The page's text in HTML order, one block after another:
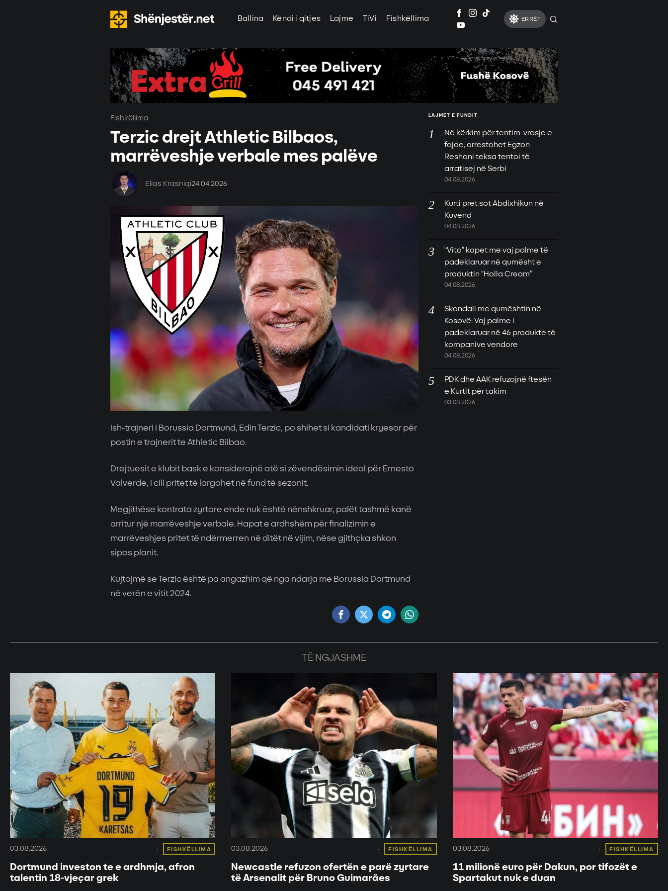
Ballina Këndi i qitjes Lajme TiVi Fishkëllima ERRËT
Fishkëllima
Terzic drejt Athletic Bilbaos,
marrëveshje verbale mes palëve
Elias Krasniqi24.04.2026
Ish-trajneri i Borussia Dortmund, Edin Terzic, po shihet si kandidati kryesor për
postin e trajnerit te Athletic Bilbao.
Drejtuesit e klubit bask e konsiderojnë atë si zëvendësimin ideal për Ernesto
Valverde, i cili pritet të largohet në fund të sezonit.
Megjithëse kontrata zyrtare ende nuk është nënshkruar, palët tashmë kanë
arritur një marrëveshje verbale. Hapat e ardhshëm për finalizimin e
marrëveshjes pritet të ndërmerren në ditët në vijim, nëse gjithçka shkon
sipas planit.
Kujtojmë se Terzic është pa angazhim që nga ndarja me Borussia Dortmund
në verën e vitit 2024.
LAJMET E FUNDIT
Në kërkim për tentim-vrasje e
fajde, arrestohet Egzon
Reshani teksa tentoi të
arratisej në Serbi
04.08.2026
Kurti pret sot Abdixhikun në
Kuvend
04.08.2026
“Vita” kapet me vaj palme të
padeklaruar në qumësht e
produktin “Holla Cream”
04.08.2026
Skandali me qumështin në
Kosovë: Vaj palme i
padeklaruar në 46 produkte të
kompanive vendore
04.08.2026
PDK dhe AAK refuzojnë ftesën
e Kurtit për takim
03.08.2026
TË NGJASHME
03.08.2026 FISHKËLLIMA
Dortmund investon te e ardhmja, afron
talentin 18-vjeçar grek
03.08.2026 FISHKËLLIMA
Newcastle refuzon ofertën e parë zyrtare
të Arsenalit për Bruno Guimarães
03.08.2026 FISHKËLLIMA
11 milionë euro për Dakun, por tifozët e
Spartakut nuk e duan